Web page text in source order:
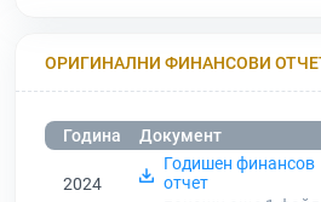
ОРИГИНАЛНИ ФИНАНСОВИ
Година Документ
2024
Годишен финансов
отчет